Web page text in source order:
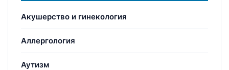
Акушерство и гинекология
Аллергология
Аутизм